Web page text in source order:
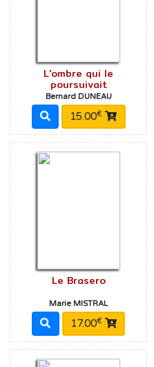
L'ombre qui le
poursuivait
Bernard DUNEAU
15.00€
Le Brasero
Marie MISTRAL
17.00€